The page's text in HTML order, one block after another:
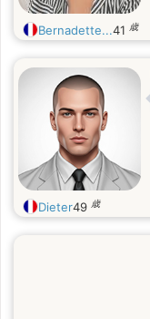
Bernadette...41 歳
Dieter49 歳